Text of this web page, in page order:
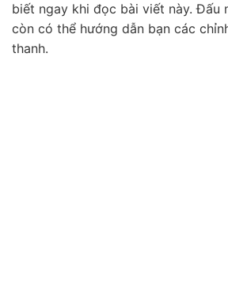
biết ngay khi đọc bài viết này. Đấu
còn có thể hướng dẫn bạn các
thanh.